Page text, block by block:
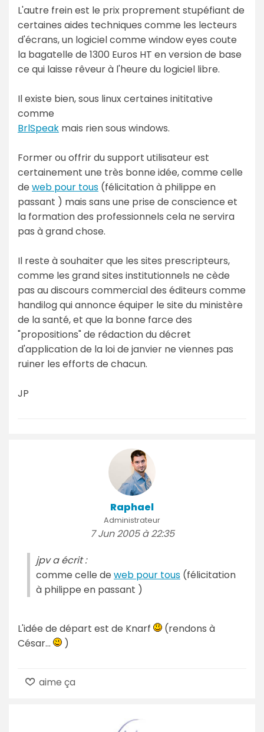
L'autre frein est le prix proprement stupéfiant de
certaines aides techniques comme les lecteurs
d'écrans, un logiciel comme window eyes coute
la bagatelle de 1300 Euros HT en version de base
ce qui laisse rêveur à l'heure du logiciel libre.
Il existe bien, sous linux certaines inititative
comme
BrlSpeak mais rien sous windows.
Former ou offrir du support utilisateur est
certainement une très bonne idée, comme celle
de web pour tous (félicitation à philippe en
passant ) mais sans une prise de conscience et
la formation des professionnels cela ne servira
pas à grand chose.
Il reste à souhaiter que les sites prescripteurs,
comme les grand sites institutionnels ne cède
pas au discours commercial des éditeurs comme
handilog qui annonce équiper le site du ministère
de la santé, et que la bonne farce des
"propositions" de rédaction du décret
d'application de la loi de janvier ne viennes pas
ruiner les efforts de chacun.
JP
Raphael
Administrateur
7 Jun 2005 à 22:35
jpv a écrit :
comme celle de web pour tous (félicitation
à philippe en passant )
L'idée de départ est de Knarf
(rendons à
César...
)
aime ça